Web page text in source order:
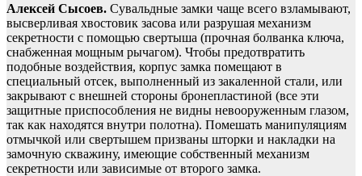
Алексей Сысоев. Сувальдные замки чаще всего взламывают,
высверливая хвостовик засова или разрушая механизм
секретности с помощью свертыша (прочная болванка ключа,
снабженная мощным рычагом). Чтобы предотвратить
подобные воздействия, корпус замка помещают в
специальный отсек, выполненный из закаленной стали, или
закрывают с внешней стороны бронепластиной (все эти
защитные приспособления не видны невооруженным глазом,
так как находятся внутри полотна). Помешать манипуляциям
отмычкой или свертышем призваны шторки и накладки на
замочную скважину, имеющие собственный механизм
секретности или зависимые от второго замка.